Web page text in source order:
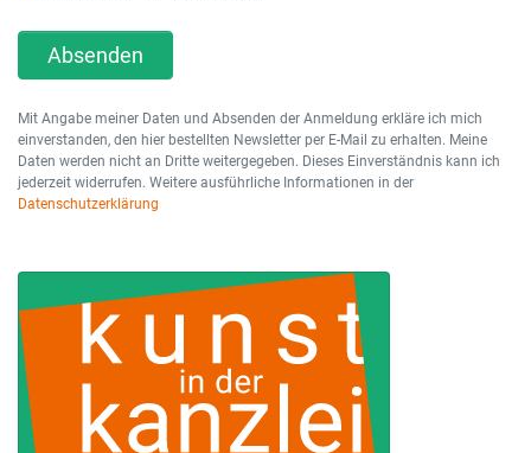
Absenden
Mit Angabe meiner Daten und Absenden der Anmeldung erkläre ich mich
einverstanden, den hier bestellten Newsletter per E-Mail zu erhalten. Meine
Daten werden nicht an Dritte weitergegeben. Dieses Einverständnis kann ich
jederzeit widerrufen. Weitere ausführliche Informationen in der
Datenschutzerklärung